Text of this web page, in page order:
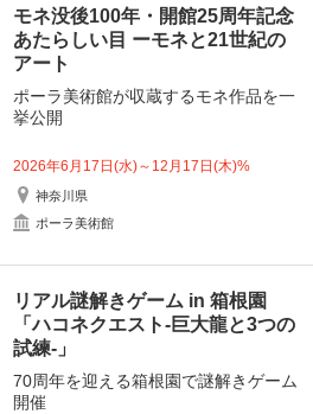
モネ没後100年・開館25周年記念
あたらしい目 ーモネと21世紀の
アート
ポーラ美術館が収蔵するモネ作品を一
挙公開
2026年6月17日(水)～12月17日(木)%
神奈川県
ポーラ美術館
リアル謎解きゲーム in 箱根園
「ハコネクエスト-巨大龍と3つの
試練-」
70周年を迎える箱根園で謎解きゲーム
開催